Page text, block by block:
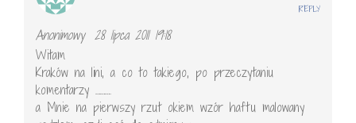
Anonimowy 28 lipca 2011 19:18
Witam
Kraków na lini, a co to takiego, po przeczytaniu
komentarzy ……….
a Mnie na pierwszy rzut okiem wzór haftu malowany
REPLY